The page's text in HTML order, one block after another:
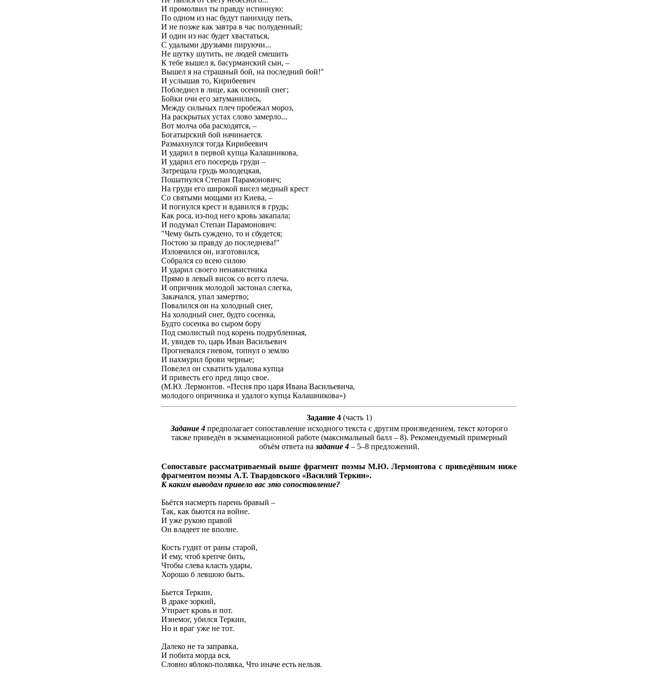
И промолвил ты правду истинную:
По одном из нас будут панихиду петь,
И не позже как завтра в час полуденный;
И один из нас будет хвастаться,
С удалыми друзьями пируючи...
Не шутку шутить, не людей смешить
К тебе вышел я, басурманский сын, –
Вышел я на страшный бой, на последний бой!"
И услышав то, Кирибеевич
Побледнел в лице, как осенний снег;
Бойки очи его затуманились,
Между сильных плеч пробежал мороз,
На раскрытых устах слово замерло...
Вот молча оба расходятся, –
Богатырский бой начинается.
Размахнулся тогда Кирибеевич
И ударил в первой купца Калашникова,
И ударил его посередь груди –
Затрещала грудь молодецкая,
Пошатнулся Степан Парамонович;
На груди его широкой висел медный крест
Со святыми мощами из Киева, –
И погнулся крест и вдавился в грудь;
Как роса, из-под него кровь закапала;
И подумал Степан Парамонович:
"Чему быть суждено, то и сбудется;
Постою за правду до последнева!"
Изловчился он, изготовился,
Собрался со всею силою
И ударил своего ненавистника
Прямо в левый висок со всего плеча.
И опричник молодой застонал слегка,
Закачался, упал замертво;
Повалился он на холодный снег,
На холодный снег, будто сосенка,
Будто сосенка во сыром бору
Под смолистый под корень подрубленная,
И, увидев то, царь Иван Васильевич
Прогневался гневом, топнул о землю
И нахмурил брови черные;
Повелел он схватить удалова купца
И привесть его пред лицо свое.
(М.Ю. Лермонтов. «Песня про царя Ивана Васильевича,
молодого опричника и удалого купца Калашникова»)
Задание 4(часть 1)
Задание 4предполагает сопоставление исходного текста с другим произведением, текст которого
также приведён в экзаменационной работе (максимальный балл – 8). Рекомендуемый примерный
объём ответа на задание 4– 5–8 предложений.
Сопоставьте рассматриваемый выше фрагмент поэмы М.Ю. Лермонтова с приведённым ниже
фрагментом поэмы А.Т. Твардовского «Василий Теркин».
К каким выводам привело вас это сопоставление?
Бьётся насмерть парень бравый –
Так, как бьются на войне.
И уже рукою правой
Он владеет не вполне.
Кость гудит от раны старой,
И ему, чтоб крепче бить,
Чтобы слева класть удары,
Хорошо б левшою быть.
Бьется Теркин,
В драке зоркий,
Утирает кровь и пот.
Изнемог, убился Теркин,
Но и враг уже не тот.
Далеко не та заправка,
И побита морда вся,
Словно яблоко-полявка, Что иначе есть нельзя.